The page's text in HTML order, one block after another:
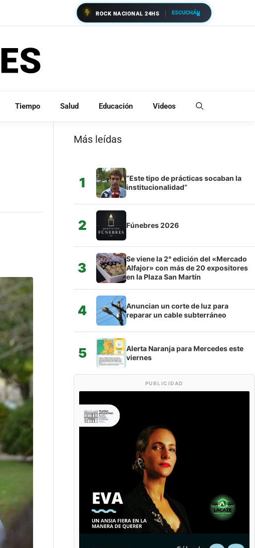
ROCK NACIONAL 24HS ESCUCHÁ
Tiempo Salud Educación Videos
Más leídas
1
“Este tipo de prácticas socaban la
institucionalidad”
2 Fúnebres 2026
3
Se viene la 2° edición del «Mercado
Alfajor» con más de 20 expositores
en la Plaza San Martín
4
Anuncian un corte de luz para
reparar un cable subterráneo
5
Alerta Naranja para Mercedes este
viernes
PUBLICIDAD